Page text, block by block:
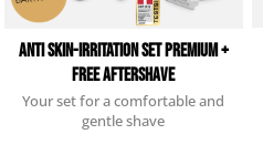
Anti Skin-Irritation Set Premium +
Free Aftershave
Your set for a comfortable and
gentle shave